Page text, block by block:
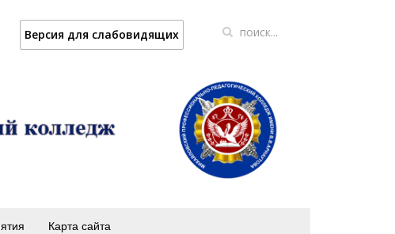
Версия для слабовидящих
Карта сайта